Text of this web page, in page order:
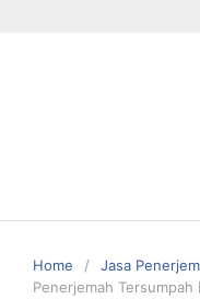
Home
Jasa
Penerjemah Tersumpah